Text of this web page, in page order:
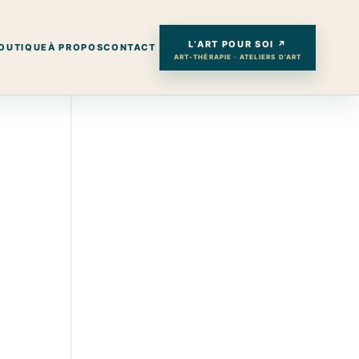
À PROPOSCONTACT L’ART POUR SOI ↗
ART-THÉRAPIE · ATELIERS D’ART